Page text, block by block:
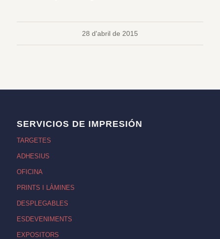
28 d'abril de 2015
SERVICIOS DE IMPRESIÓN
TARGETES
ADHESIUS
OFICINA
PRINTS I LÀMINES
DESPLEGABLES
ESDEVENIMENTS
EXPOSITORS